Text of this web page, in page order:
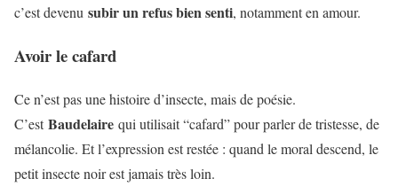
c’est devenu subir un refus bien senti, notamment en amour.
Avoir le cafard
Ce n’est pas une histoire d’insecte, mais de poésie.
C’estBaudelaire qui utilisait “cafard” pour parler de tristesse, de
mélancolie. Et l’expression est restée : quand le moral descend, le
petit insecte noir est jamais très loin.